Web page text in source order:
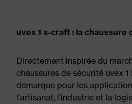
uvex 1 x-craft : la chaussure
Directement inspirée du
chaussures de sécurité uvex
démarque pour les
l'artisanat, l'industrie et la